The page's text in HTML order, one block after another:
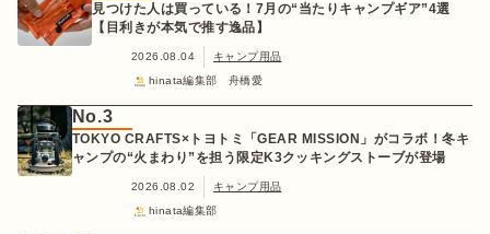
見つけた人は買っている！7月の“当たりキャンプギア”4選
【目利きが本気で推す逸品】
2026.08.04
キャンプ用品
hinata編集部 舟橋愛
No.3
TOKYO CRAFTS×トヨトミ「GEAR MISSION」がコラボ！冬キ
ャンプの“火まわり”を担う限定K3クッキングストーブが登場
2026.08.02
キャンプ用品
hinata編集部